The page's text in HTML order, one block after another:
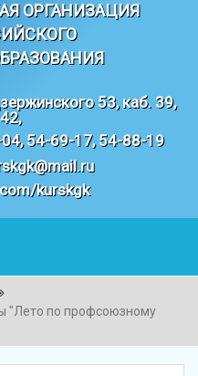
ОРГАНИЗАЦИЯ
53, каб. 39,
54-69-17, 54-88-19
kurskgk
"Лето по профсоюзному